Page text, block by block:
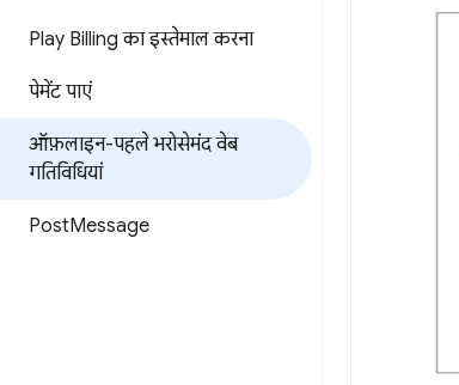
Play Billing का इस्तेमाल करना
पेमेंट पाएं
ऑफ़लाइन-पहले भरोसेमंद वेब
गतिविधियां
PostMessage